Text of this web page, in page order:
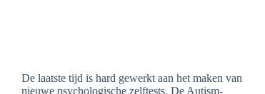
De laatste tijd is hard gewerkt aan het maken van
nieuwe psychologische zelftests. De Autism-